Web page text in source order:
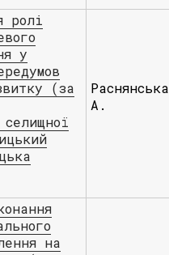
ролі
у
(за
Раснянська
А.
на